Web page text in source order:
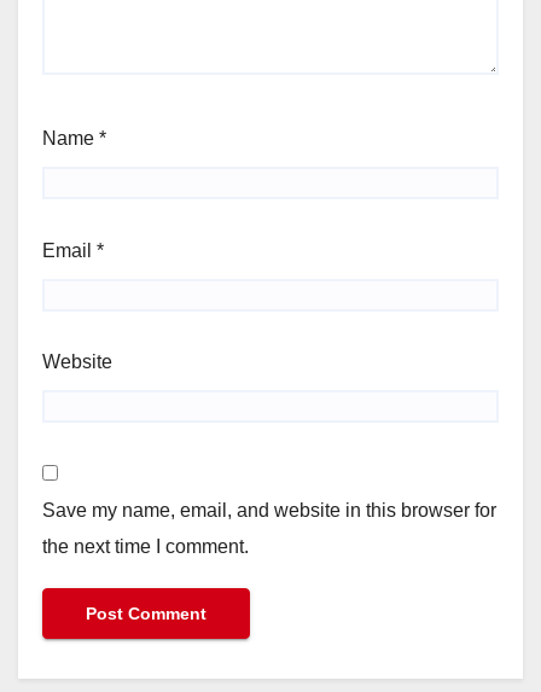
Name *
Email *
Website
Save my name, email, and website in this browser for
the next time I comment.